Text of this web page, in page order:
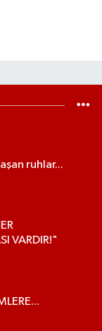
ruhlar...
VARDIR!"